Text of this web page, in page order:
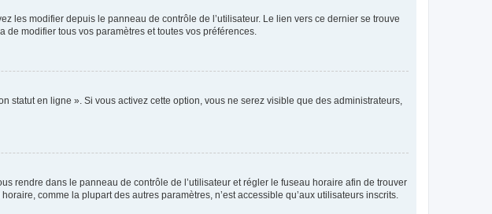
les modifier depuis le panneau de contrôle de l’utilisateur. Le lien vers ce dernier se trouve
modifier tous vos paramètres et toutes vos préférences.
statut en ligne ». Si vous activez cette option, vous ne serez visible que des administrateurs,
rendre dans le panneau de contrôle de l’utilisateur et régler le fuseau horaire afin de trouver
comme la plupart des autres paramètres, n’est accessible qu’aux utilisateurs inscrits.